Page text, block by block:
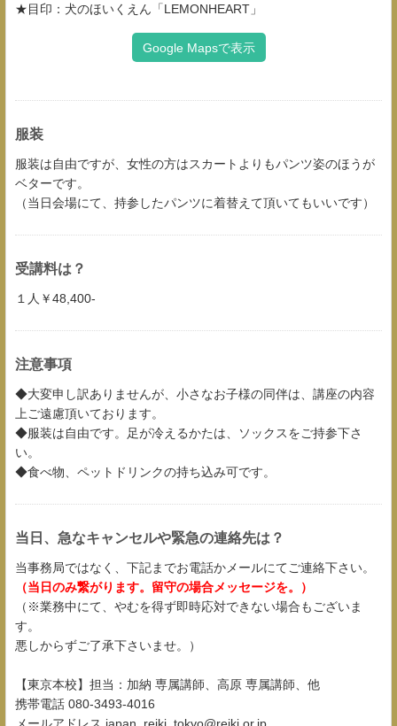
★目印：犬のほいくえん「LEMONHEART」
Google Mapsで表示
服装
服装は自由ですが、女性の方はスカートよりもパンツ姿のほうが
ベターです。
（当日会場にて、持参したパンツに着替えて頂いてもいいです）
受講料は？
１人￥48,400-
注意事項
◆大変申し訳ありませんが、小さなお子様の同伴は、講座の内容
上ご遠慮頂いております。
◆服装は自由です。足が冷えるかたは、ソックスをご持参下さ
い。
◆食べ物、ペットドリンクの持ち込み可です。
当日、急なキャンセルや緊急の連絡先は？
当事務局ではなく、下記までお電話かメールにてご連絡下さい。
（当日のみ繋がります。留守の場合メッセージを。）
（※業務中にて、やむを得ず即時応対できない場合もございま
す。
悪しからずご了承下さいませ。）
【東京本校】担当：加納 専属講師、高原 専属講師、他
携帯電話 080-3493-4016